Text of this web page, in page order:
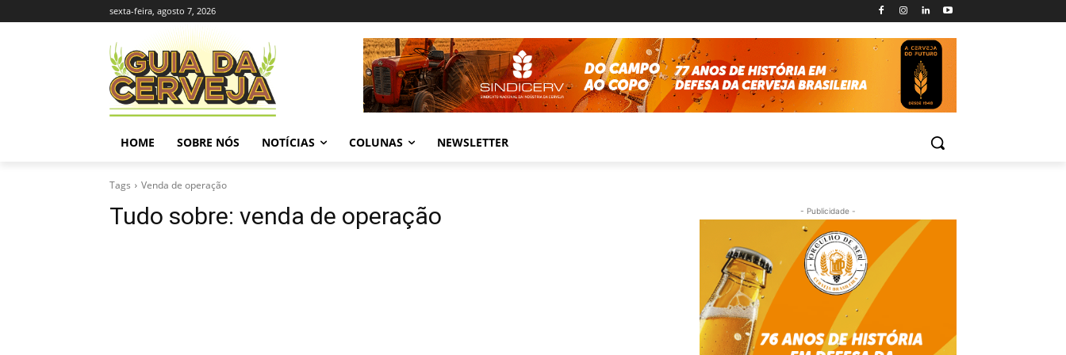
sexta-feira, agosto 7, 2026
HOME SOBRE NÓS NOTÍCIAS COLUNAS NEWSLETTER
Tags Venda de operação
Tudo sobre: venda de operação - Publicidade -